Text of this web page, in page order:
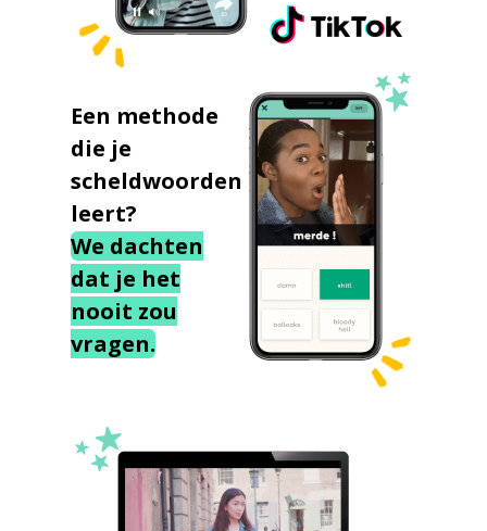
Een methode
die je
scheldwoorden
leert?
We dachten
dat je het
nooit zou
vragen.